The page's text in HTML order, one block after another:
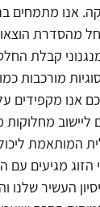
אנו מתמחים
מהסדרת
קבלת
מורכבות
אנו מקפידים
ליישוב
המותאמת
מגיעים עם
העשיר שלנו